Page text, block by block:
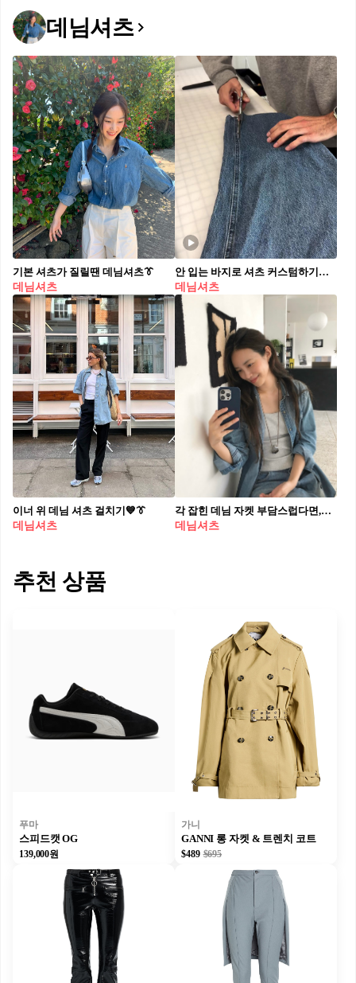
데님셔츠
기본 셔츠가 질릴땐 데님셔츠👔
데님셔츠
안 입는 바지로 셔츠 커스텀하기👖👍🏻
데님셔츠
이너 위 데님 셔츠 걸치기💙👔​
데님셔츠
각 잡힌 데님 자켓 부담스럽다면,😳 부드럽고 캐주얼한 데님 셔츠로 스타일 변화를 줘보세요🩵💫 데님 셔츠는 시즌과 트렌드에 구애받지 않는 클래식 아이템으로, 청자켓보다 더 편안하고 캐주얼한 무드로 즐기기 좋습니다. 컬러와 워싱에 따라 빈티지한 감성부터 깔끔한 인디고 무드까지 다양하게 연출할 수 있죠. 특히 더블 포켓, 스냅 버튼, 스티치 라인 디테일은 룩 완성도를 높여줍니다. 셋업으로 입으면 정돈된 보헤미안 무드를, 어두운 무채색 하의와는 보다 차분하고 세련된 스타일을 완성할 수 있습니다. 올봄, 데님 셔츠로 분위기를 바꿔보세요.
데님셔츠
추천 상품
푸마
스피드캣 OG
139,000원
가니
GANNI 롱 자켓 & 트렌치 코트
$489 $695